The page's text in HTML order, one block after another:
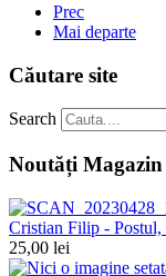
Prec
Mai departe
Căutare site
Search
Noutăți Magazin
Cristian Filip - Postul,
25,00 lei